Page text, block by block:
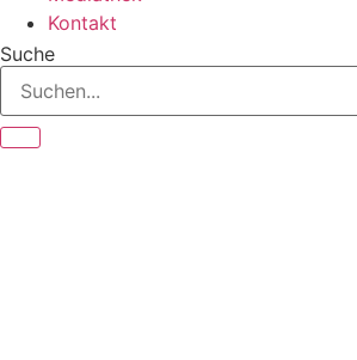
Kontakt
Suche